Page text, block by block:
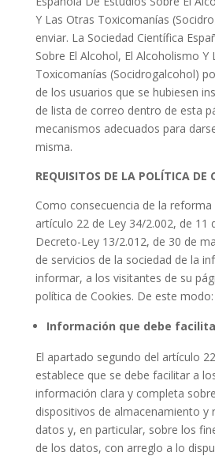
Y Las Otras Toxicomanías
enviar. La Sociedad Científica
Sobre El Alcohol, El Alcoholismo Y
Toxicomanías (Socidrogalcohol)
de los usuarios que se hubiesen
de lista de correo dentro de esta
mecanismos adecuados para
misma.
REQUISITOS DE LA POLÍTICA DE
Como consecuencia de la reforma
artículo 22 de Ley 34/2.002, de 11
Decreto-Ley 13/2.012, de 30 de
de servicios de la sociedad de la
informar, a los visitantes de su
política de Cookies. De este modo:
Información que debe
El apartado segundo del artículo
establece que se debe facilitar a
información clara y completa
dispositivos de almacenamiento y
datos y, en particular, sobre los
de los datos, con arreglo a lo